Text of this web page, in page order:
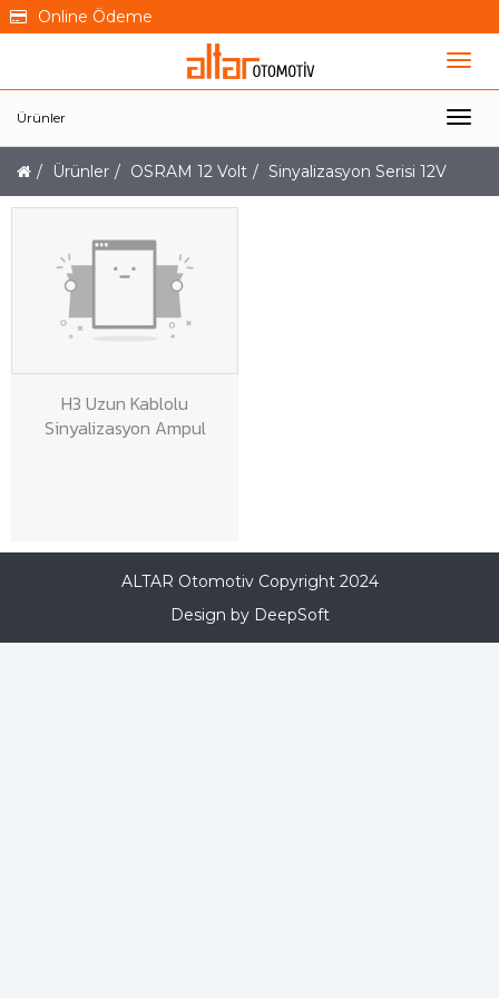
Online Ödeme
Ürünler
Ürünler OSRAM 12 Volt Sinyalizasyon Serisi 12V
H3 Uzun Kablolu
Sinyalizasyon Ampul
ALTAR Otomotiv Copyright 2024
Design by DeepSoft